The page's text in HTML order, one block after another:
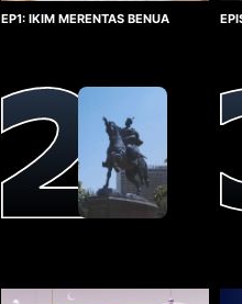
EP1: IKIM MERENTAS BENUA